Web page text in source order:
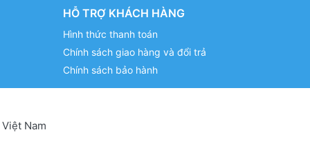
HỖ TRỢ KHÁCH HÀNG
Hình thức thanh toán
Chính sách giao hàng và đổi trả
Chính sách bảo hành
Nam